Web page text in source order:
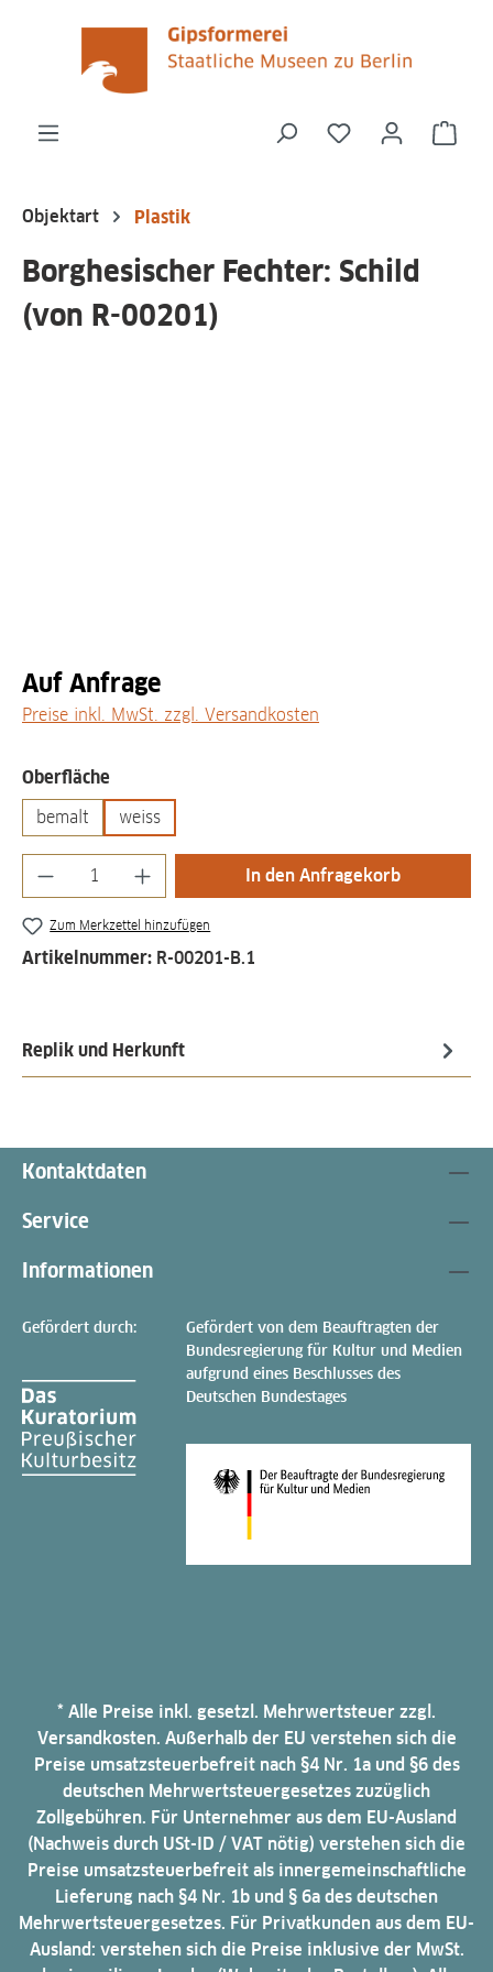
springen
Du hast 0
Objektart Plastik
Borghesischer Fechter: Schild
(von R-00201)
Auf Anfrage
Preise inkl. MwSt. zzgl. Versandkosten
Oberflächeauswählen
bemalt weiss
Produkt Anzahl: Gib den gewünschten
In den Anfragekorb
Zum Merkzettel hinzufügen
Artikelnummer: R-00201-B.1
Replik und Herkunft
Kontaktdaten
Service
Informationen
Gefördert durch:
Gefördert von dem Beauftragten der
Bundesregierung für Kultur und Medien
aufgrund eines Beschlusses des
Deutschen Bundestages
* Alle Preise inkl. gesetzl. Mehrwertsteuer zzgl.
Versandkosten. Außerhalb der EU verstehen sich die
Preise umsatzsteuerbefreit nach §4 Nr. 1a und §6 des
deutschen Mehrwertsteuergesetzes zuzüglich
Zollgebühren. Für Unternehmer aus dem EU-Ausland
(Nachweis durch USt-ID / VAT nötig) verstehen sich die
Preise umsatzsteuerbefreit als innergemeinschaftliche
Lieferung nach §4 Nr. 1b und § 6a des deutschen
Mehrwertsteuergesetzes. Für Privatkunden aus dem EU-
Ausland: verstehen sich die Preise inklusive der MwSt.